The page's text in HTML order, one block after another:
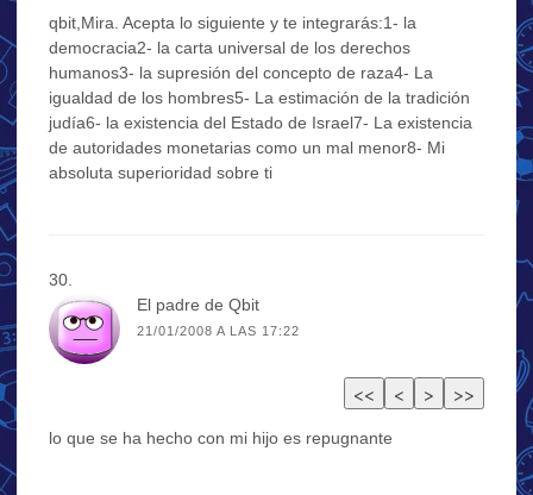
qbit,Mira. Acepta lo siguiente y te integrarás:1- la
democracia2- la carta universal de los derechos
humanos3- la supresión del concepto de raza4- La
igualdad de los hombres5- La estimación de la tradición
judía6- la existencia del Estado de Israel7- La existencia
de autoridades monetarias como un mal menor8- Mi
absoluta superioridad sobre ti
El padre de Qbit
21/01/2008 A LAS 17:22
lo que se ha hecho con mi hijo es repugnante